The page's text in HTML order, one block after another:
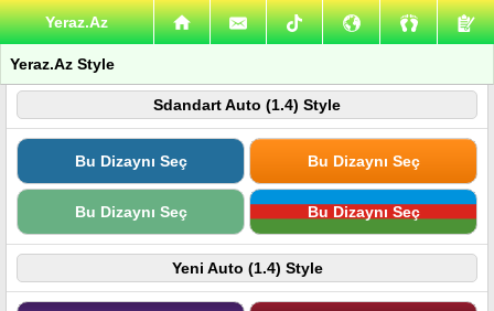
Yeraz.Az
Yeraz.Az Style
Sdandart Auto (1.4) Style
Bu Dizaynı Seç Bu Dizaynı Seç
Bu Dizaynı Seç Bu Dizaynı Seç
Yeni Auto (1.4) Style